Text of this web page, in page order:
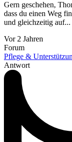
Gern geschehen,
dass du einen Weg
und gleichzeitig auf...
Vor 2 Jahren
Forum
Pflege &
Antwort